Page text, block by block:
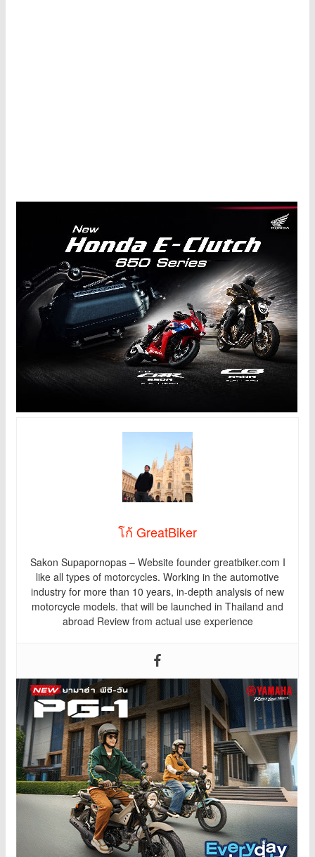
โก้ GreatBiker
Sakon Supapornopas – Website founder greatbiker.com I
like all types of motorcycles. Working in the automotive
industry for more than 10 years, in-depth analysis of new
motorcycle models. that will be launched in Thailand and
abroad Review from actual use experience